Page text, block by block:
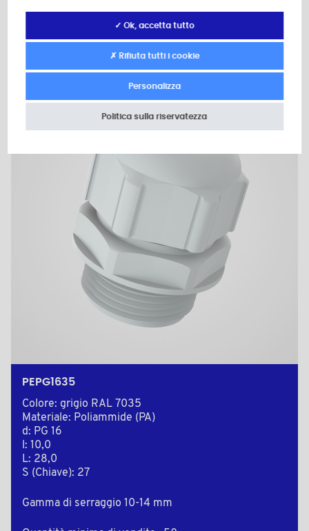
Add to the estimate
Piano 2D
PEPG1635
Colore: grigio RAL 7035
Materiale: Poliammide (PA)
d: PG 16
l: 10,0
L: 28,0
S (Chiave): 27
Gamma di serraggio 10-14 mm
✓ Ok, accetta tutto
✗ Rifiuta tutti i cookie
Personalizza
Politica sulla riservatezza